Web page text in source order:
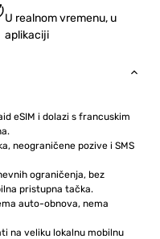
U realnom vremenu, u
aplikaciji
eSIM i dolazi s francuskim
neograničene pozive i SMS
ograničenja, bez
pristupna tačka.
auto-obnova, nema
na veliku lokalnu mobilnu